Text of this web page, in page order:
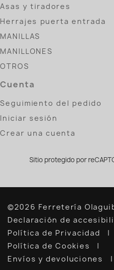
Asas y tiradores
Herrajes puerta entrada
MANILLAS
MANILLONES
OTROS
Cuenta
Seguimiento del pedido
Iniciar sesión
Crear una cuenta
Sitio protegido por
©2026 Ferretería
Declaración de
Política de Privacidad
Política de Cookies
Envíos y devoluciones